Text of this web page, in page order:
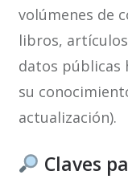
volúmenes de
libros,
datos públicas
su
actualización).
Claves